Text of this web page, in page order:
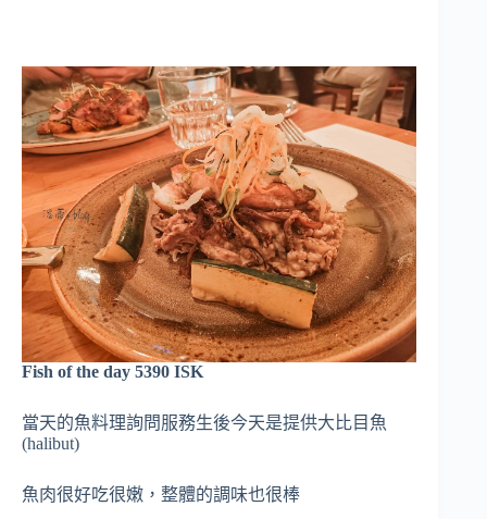
Fish of the day 5390 ISK
當天的魚料理詢問服務生後今天是提供大比目魚
(halibut)
魚肉很好吃很嫩，整體的調味也很棒